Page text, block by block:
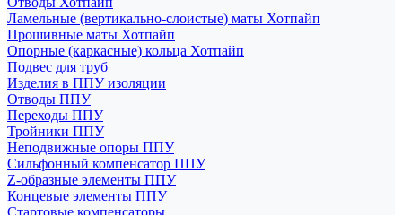
Ламельные (вертикально-слоистые) маты Хотпайп
Прошивные маты Хотпайп
Опорные (каркасные) кольца Хотпайп
Подвес для труб
Изделия в ППУ изоляции
Отводы ППУ
Переходы ППУ
Тройники ППУ
Неподвижные опоры ППУ
Cильфонный компенсатор ППУ
Z-образные элементы ППУ
Концевые элементы ППУ
Стартовые компенсаторы